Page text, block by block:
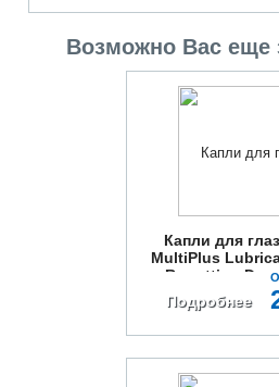
Возможно Вас еще
Капли для
MultiPlus
Rewetting
Подробнее